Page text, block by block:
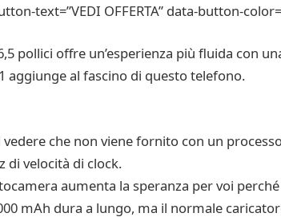
text=”VEDI OFFERTA” data-button-
pollici offre un’esperienza più fluida con
aggiunge al fascino di questo telefono.
che non viene fornito con un
di velocità di clock.
aumenta la speranza per voi
mAh dura a lungo, ma il normale